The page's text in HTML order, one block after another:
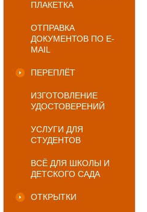
ПЛАКЕТКА
ОТПРАВКА
ДОКУМЕНТОВ ПО E-
MAIL
ПЕРЕПЛЁТ
ИЗГОТОВЛЕНИЕ
УДОСТОВЕРЕНИЙ
УСЛУГИ ДЛЯ
СТУДЕНТОВ
ВСЁ ДЛЯ ШКОЛЫ И
ДЕТСКОГО САДА
ОТКРЫТКИ